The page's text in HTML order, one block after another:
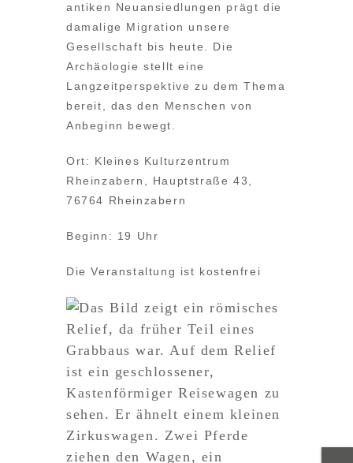
antiken Neuansiedlungen prägt die
damalige Migration unsere
Gesellschaft bis heute. Die
Archäologie stellt eine
Langzeitperspektive zu dem Thema
bereit, das den Menschen von
Anbeginn bewegt.
Ort: Kleines Kulturzentrum
Rheinzabern, Hauptstraße 43,
76764 Rheinzabern
Beginn: 19 Uhr
Die Veranstaltung ist kostenfrei